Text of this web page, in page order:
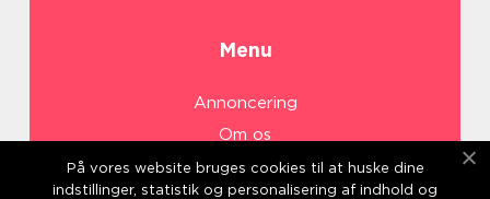
Menu
Annoncering
Om os
Cookies
På vores website bruges cookies til at huske dine
indstillinger, statistik og personalisering af indhold og